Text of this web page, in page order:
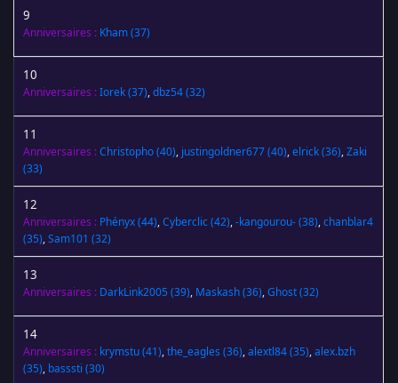
9
Anniversaires : Kham(37)
10
Anniversaires :Iorek(37),dbz54(32)
11
Anniversaires :Christopho(40), justingoldner677(40),elrick(36),Zaki
(33)
12
Anniversaires : Phényx(44),Cyberclic(42),-kangourou-(38),chanblar4
(35),Sam101 (32)
13
Anniversaires : DarkLink2005 (39), Maskash(36),Ghost(32)
14
Anniversaires : krymstu(41),the_eagles (36),alextl84(35),alex.bzh
(35), basssti (30)